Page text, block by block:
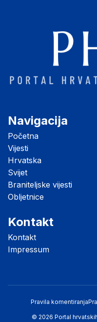
Navigacija
Početna
Vijesti
Hrvatska
Svijet
Braniteljske vijesti
Obljetnice
Kontakt
Kontakt
Impressum
Pravila komentiranja
© 2026 Portal